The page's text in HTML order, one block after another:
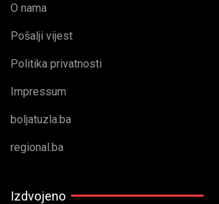
O nama
Pošalji vijest
Politika privatnosti
Impressum
boljatuzla.ba
regional.ba
Izdvojeno